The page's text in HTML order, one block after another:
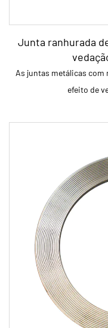
Junta ranhurada
As juntas metálicas com
efeito de